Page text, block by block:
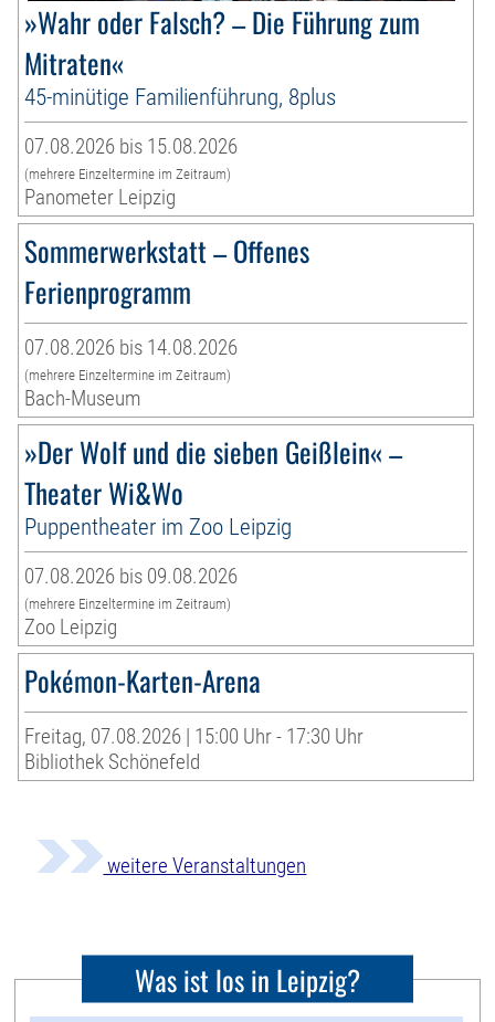
»Wahr oder Falsch? – Die Führung zum
Mitraten«
45-minütige Familienführung, 8plus
07.08.2026 bis 15.08.2026
(mehrere Einzeltermine im Zeitraum)
Panometer Leipzig
Sommerwerkstatt – Offenes
Ferienprogramm
07.08.2026 bis 14.08.2026
(mehrere Einzeltermine im Zeitraum)
Bach-Museum
»Der Wolf und die sieben Geißlein« –
Theater Wi&Wo
Puppentheater im Zoo Leipzig
07.08.2026 bis 09.08.2026
(mehrere Einzeltermine im Zeitraum)
Zoo Leipzig
Pokémon-Karten-Arena
Freitag, 07.08.2026 | 15:00 Uhr - 17:30 Uhr
Bibliothek Schönefeld
weitere Veranstaltungen
Was ist los in Leipzig?